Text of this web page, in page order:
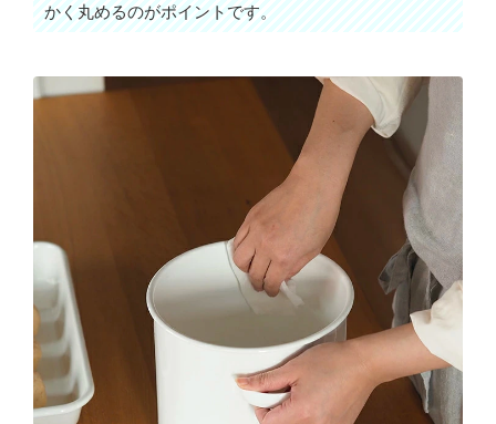
かく丸めるのがポイントです。